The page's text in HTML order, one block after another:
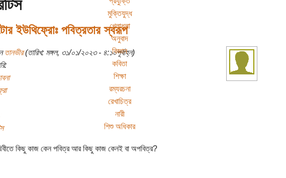
মুক্তিযুদ্ধ
খেলাধুলা
অনুবাদ
বিজ্ঞান
কবিতা
শিক্ষা
রম্যরচনা
রেখাচিত্র
নারী
শিশু অধিকার
ইউথিফ্রোঃ পবিত্রতার স্বরূপ
তানভীর(তারিখ: মঙ্গল, ৩১/০১/২০২৩ - ৪:১০পূর্বাহ্ন)
কিছু কাজ কেন পবিত্র আর কিছু কাজ কেনই বা অপবিত্র?